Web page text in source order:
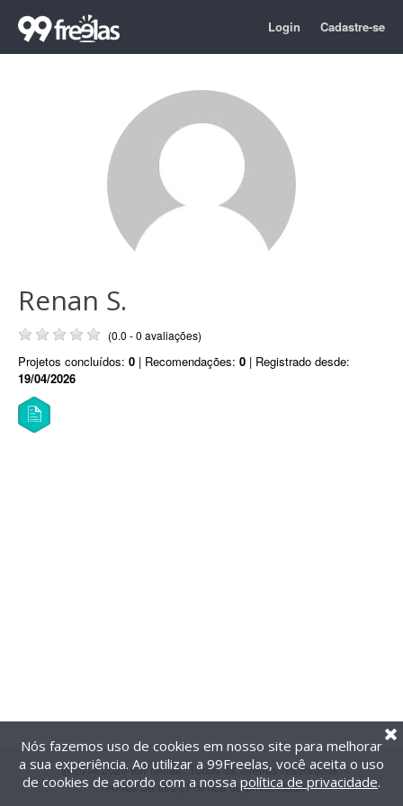
Login Cadastre-se
Renan S.
(0.0 - 0 avaliações)
Projetos concluídos: 0 | Recomendações: 0 | Registrado desde:
19/04/2026
@2014-2026 99Freelas. Todos os direitos reservados.
Termos de uso| Política de privacidade
Nós fazemos uso de cookies em nosso site para melhorar
a sua experiência. Ao utilizar a 99Freelas, você aceita o uso
de cookies de acordo com a nossa política de privacidade.